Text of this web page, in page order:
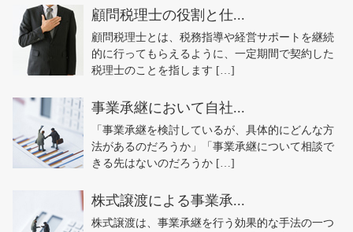
顧問税理士の役割と仕...
顧問税理士とは、税務指導や経営サポートを継続
的に行ってもらえるように、一定期間で契約した
税理士のことを指します […]
事業承継において自社...
「事業承継を検討しているが、具体的にどんな方
法があるのだろうか」「事業承継について相談で
きる先はないのだろうか […]
株式譲渡による事業承...
株式譲渡は、事業承継を行う効果的な手法の一つ